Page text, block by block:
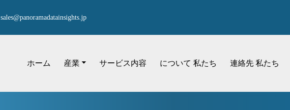
sales@panoramadatainsights.jp
ホーム 産業 サービス内容 について 私たち 連絡先 私たち